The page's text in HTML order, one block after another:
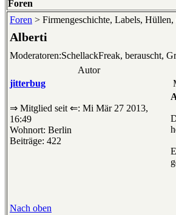
Foren
Foren > Firmengeschichte, Labels,
Alberti
Moderatoren:SchellackFreak, berauscht,
Autor
jitterbug
⇒ Mitglied seit ⇐: Mi Mär 27 2013,
16:49
Wohnort: Berlin
Beiträge: 422
Nach oben